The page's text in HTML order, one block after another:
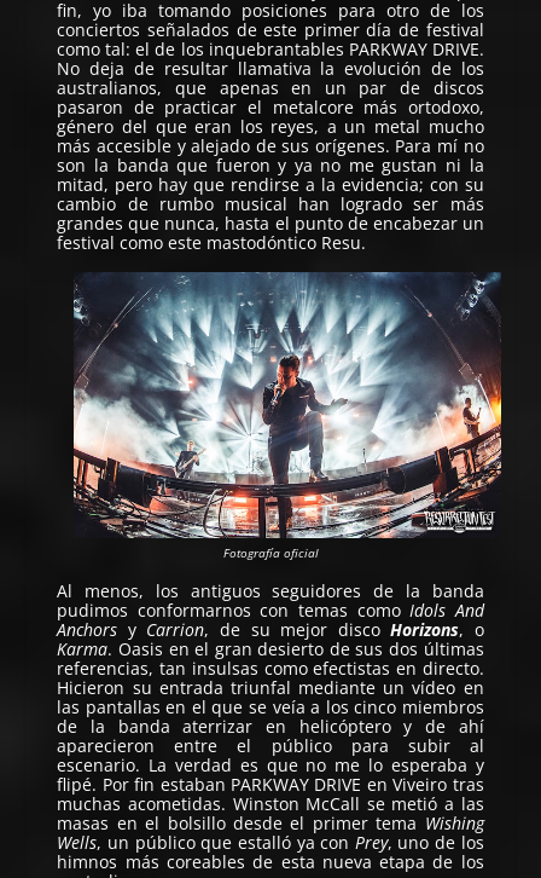
fin, yo iba tomando posiciones para otro de los
conciertos señalados de este primer día de festival
como tal: el de los inquebrantables PARKWAY DRIVE.
No deja de resultar llamativa la evolución de los
australianos, que apenas en un par de discos
pasaron de practicar el metalcore más ortodoxo,
género del que eran los reyes, a un metal mucho
más accesible y alejado de sus orígenes. Para mí no
son la banda que fueron y ya no me gustan ni la
mitad, pero hay que rendirse a la evidencia; con su
cambio de rumbo musical han logrado ser más
grandes que nunca, hasta el punto de encabezar un
festival como este mastodóntico Resu.
Fotografía oficial
Al menos, los antiguos seguidores de la banda
pudimos conformarnos con temas como Idols And
Anchors y Carrion, de su mejor discoHorizons, o
Karma. Oasis en el gran desierto de sus dos últimas
referencias, tan insulsas como efectistas en directo.
Hicieron su entrada triunfal mediante un vídeo en
las pantallas en el que se veía a los cinco miembros
de la banda aterrizar en helicóptero y de ahí
aparecieron entre el público para subir al
escenario. La verdad es que no me lo esperaba y
flipé. Por fin estaban PARKWAY DRIVE en Viveiro tras
muchas acometidas. Winston McCall se metió a las
masas en el bolsillo desde el primer tema Wishing
Wells, un público que estalló ya con Prey, uno de los
himnos más coreables de esta nueva etapa de los